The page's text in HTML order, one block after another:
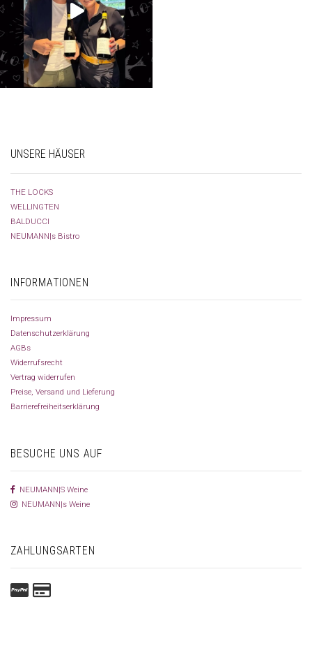
UNSERE HÄUSER
THE LOCKS
WELLINGTEN
BALDUCCI
NEUMANN|s Bistro
INFORMATIONEN
Impressum
Datenschutzerklärung
AGBs
Widerrufsrecht
Vertrag widerrufen
Preise, Versand und Lieferung
Barrierefreiheitserklärung
BESUCHE UNS AUF
NEUMANN|S Weine
NEUMANN|s Weine
ZAHLUNGSARTEN